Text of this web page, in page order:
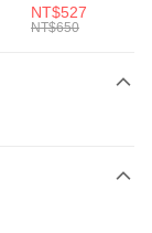
BA5871010
NT$527
NT$650